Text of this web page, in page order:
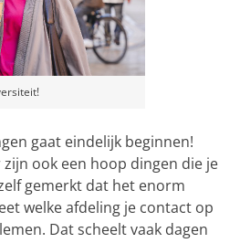
gaat eindelijk beginnen!
ook een hoop dingen die je
gemerkt dat het enorm
welke afdeling je contact op
Dat scheelt vaak dagen